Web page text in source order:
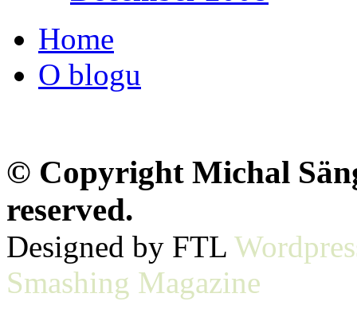
Home
O blogu
© Copyright Michal
reserved.
Designed by FTL
Smashing Magazine